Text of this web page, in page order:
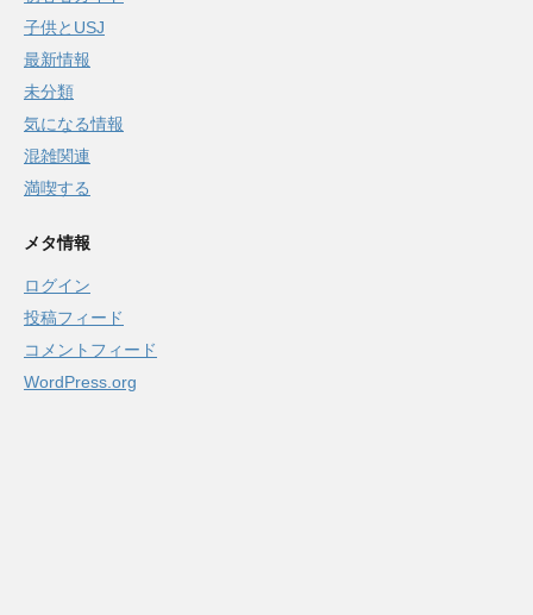
子供とUSJ
最新情報
未分類
気になる情報
混雑関連
満喫する
メタ情報
ログイン
投稿フィード
コメントフィード
WordPress.org